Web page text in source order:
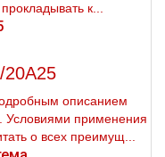
к...
20A25
описанием
Условиями применения
о всех преимущ...